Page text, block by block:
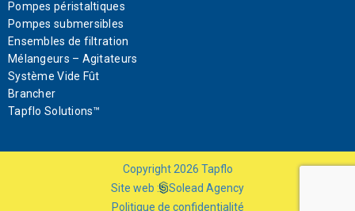
Pompes péristaltiques
Pompes submersibles
Ensembles de filtration
Mélangeurs – Agitateurs
Système Vide Fût
Brancher
Tapflo Solutions™
Copyright 2026 Tapflo
Site web :
Solead Agency
Politique de confidentialité